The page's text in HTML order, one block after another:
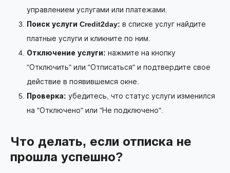
управлением услугами или платежами.
Поиск услуги Credit2day: в списке услуг найдите
платные услуги и кликните по ним.
Отключение услуги: нажмите на кнопку
"Отключить" или "Отписаться" и подтвердите свое
действие в появившемся окне.
Проверка: убедитесь, что статус услуги изменился
на "Отключено" или "Не подключено".
Что делать, если отписка не
прошла успешно?